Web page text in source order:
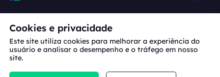
Cooperação:michael.wang@bestproxy.com
Sobre
nós
marca
Serviço
Privacidade
Cookies e privacidade
Este site utiliza cookies para melhorar a experiência do
usuário e analisar o desempenho e o tráfego em nosso
site.